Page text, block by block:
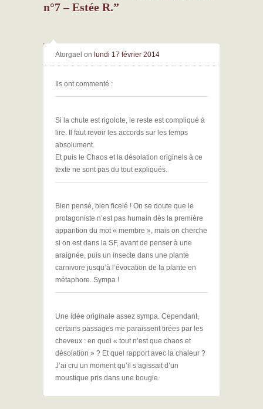
n°7 – Estée R.”
Atorgael on lundi 17 février 2014
Ils ont commenté :
Si la chute est rigolote, le reste est compliqué à
lire. Il faut revoir les accords sur les temps
absolument.
Et puis le Chaos et la désolation originels à ce
texte ne sont pas du tout expliqués.
Bien pensé, bien ficelé ! On se doute que le
protagoniste n’est pas humain dès la première
apparition du mot « membre », mais on cherche
si on est dans la SF, avant de penser à une
araignée, puis un insecte dans une plante
carnivore jusqu’à l’évocation de la plante en
métaphore. Sympa !
Une idée originale assez sympa. Cependant,
certains passages me paraissent tirées par les
cheveux : en quoi « tout n’est que chaos et
désolation » ? Et quel rapport avec la chaleur ?
J’ai cru un moment qu’il s’agissait d’un
moustique pris dans une bougie.